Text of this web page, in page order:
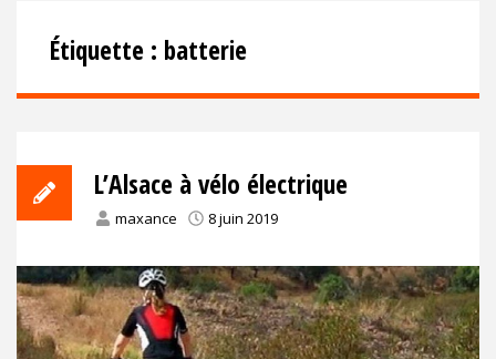
Étiquette : batterie
L’Alsace à vélo électrique
maxance 8 juin 2019